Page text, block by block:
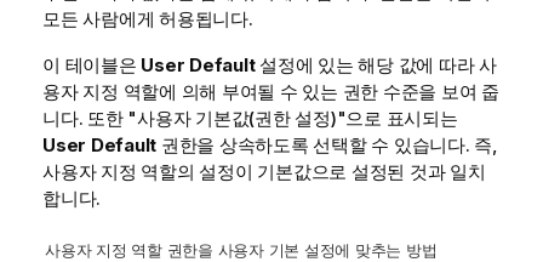
모든 사람에게 허용됩니다.
이 테이블은 User Default설정에 있는 해당 값에 따라 사
용자 지정 역할에 의해 부여될 수 있는 권한 수준을 보여 줍
니다. 또한 "사용자 기본값(권한 설정)"으로 표시되는
User Default 권한을 상속하도록 선택할 수 있습니다. 즉,
사용자 지정 역할의 설정이 기본값으로 설정된 것과 일치
합니다.
사용자 지정 역할 권한을 사용자 기본 설정에 맞추는 방법